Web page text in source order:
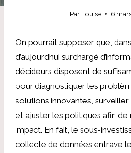
Par Louise 6
On pourrait supposer que,
d’aujourd’hui surchargé
décideurs disposent de
pour diagnostiquer les
solutions innovantes,
et ajuster les politiques afin de
impact. En fait, le sous-
collecte de données entrave